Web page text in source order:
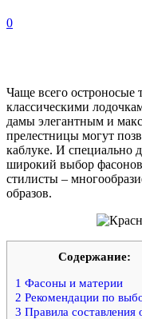
0
Чаще всего остроносые
классическими
дамы элегантным и
прелестницы могут
каблуке. И специально
широкий выбор
стилисты –
образов.
Содержание:
1 Фасоны и материи
2 Рекомендации по
3 Правила составления